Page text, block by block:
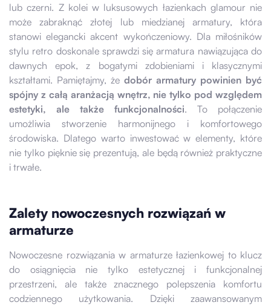
lub czerni. Z kolei w luksusowych łazienkach glamour nie
może zabraknąć złotej lub miedzianej armatury, która
stanowi elegancki akcent wykończeniowy. Dla miłośników
stylu retro doskonale sprawdzi się armatura nawiązująca do
dawnych epok, z bogatymi zdobieniami i klasycznymi
kształtami. Pamiętajmy, że dobór armatury powinien być
spójny z całą aranżacją wnętrz, nie tylko pod względem
estetyki, ale także funkcjonalności. To połączenie
umożliwia stworzenie harmonijnego i komfortowego
środowiska. Dlatego warto inwestować w elementy, które
nie tylko pięknie się prezentują, ale będą również praktyczne
i trwałe.
Zalety nowoczesnych rozwiązań w
armaturze
Nowoczesne rozwiązania w armaturze łazienkowej to klucz
do osiągnięcia nie tylko estetycznej i funkcjonalnej
przestrzeni, ale także znacznego polepszenia komfortu
codziennego użytkowania. Dzięki zaawansowanym